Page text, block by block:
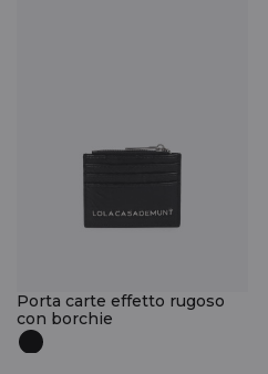
Porta carte effetto rugoso
con borchie